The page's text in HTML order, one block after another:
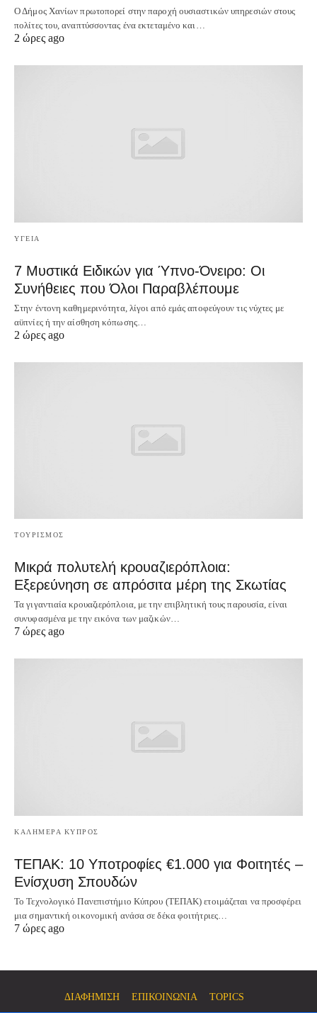
Ο Δήμος Χανίων πρωτοπορεί στην παροχή ουσιαστικών υπηρεσιών στους
πολίτες του, αναπτύσσοντας ένα εκτεταμένο και…
2 ώρες ago
ΥΓΕΙΑ
7 Μυστικά Ειδικών για Ύπνο-Όνειρο: Οι
Συνήθειες που Όλοι Παραβλέπουμε
Στην έντονη καθημερινότητα, λίγοι από εμάς αποφεύγουν τις νύχτες με
αϋπνίες ή την αίσθηση κόπωσης…
2 ώρες ago
ΤΟΥΡΙΣΜΟΣ
Μικρά πολυτελή κρουαζιερόπλοια:
Εξερεύνηση σε απρόσιτα μέρη της Σκωτίας
Τα γιγαντιαία κρουαζιερόπλοια, με την επιβλητική τους παρουσία, είναι
συνυφασμένα με την εικόνα των μαζικών…
7 ώρες ago
ΚΑΛΗΜΕΡΑ ΚΥΠΡΟΣ
ΤΕΠΑΚ: 10 Υποτροφίες €1.000 για Φοιτητές –
Ενίσχυση Σπουδών
Το Τεχνολογικό Πανεπιστήμιο Κύπρου (ΤΕΠΑΚ) ετοιμάζεται να προσφέρει
μια σημαντική οικονομική ανάσα σε δέκα φοιτήτριες…
7 ώρες ago
ΔΙΑΦΗΜΙΣΗ ΕΠΙΚΟΙΝΩΝΙΑ TOPICS